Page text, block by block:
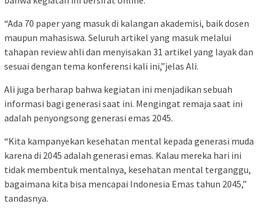
“Ada 70 paper yang masuk di kalangan akademisi, baik dosen
maupun mahasiswa. Seluruh artikel yang masuk melalui
tahapan review ahli dan menyisakan 31 artikel yang layak dan
sesuai dengan tema konferensi kali ini,”jelas Ali.
Ali juga berharap bahwa kegiatan ini menjadikan sebuah
informasi bagi generasi saat ini. Mengingat remaja saat ini
adalah penyongsong generasi emas 2045.
“Kita kampanyekan kesehatan mental kepada generasi muda
karena di 2045 adalah generasi emas. Kalau mereka hari ini
tidak membentuk mentalnya, kesehatan mental terganggu,
bagaimana kita bisa mencapai Indonesia Emas tahun 2045,”
tandasnya.